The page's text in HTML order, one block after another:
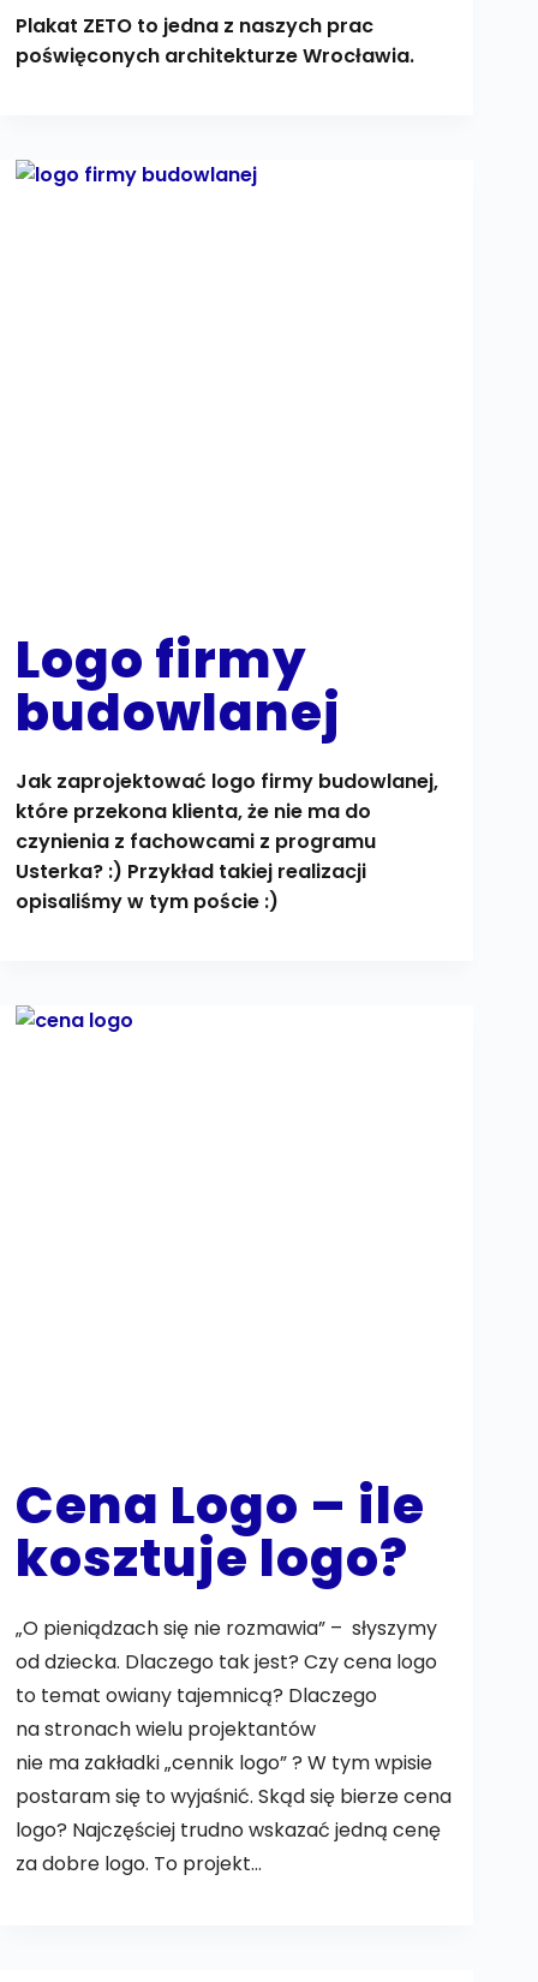
Plakat ZETO to jedna z naszych prac
poświęconych architekturze Wrocławia.
Logo firmy
budowlanej
Jak zaprojektować logo firmy budowlanej,
które przekona klienta, że nie ma do
czynienia z fachowcami z programu
Usterka? :) Przykład takiej realizacji
opisaliśmy w tym poście :)
Cena Logo – ile
kosztuje logo?
„O pieniądzach się nie rozmawia” – słyszymy
od dziecka. Dlaczego tak jest? Czy cena logo
to temat owiany tajemnicą? Dlaczego
na stronach wielu projektantów
nie ma zakładki „cennik logo” ? W tym wpisie
postaram się to wyjaśnić. Skąd się bierze cena
logo? Najczęściej trudno wskazać jedną cenę
za dobre logo. To projekt…